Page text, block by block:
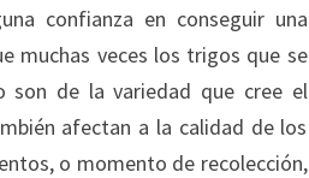
confianza en conseguir una
muchas veces los trigos que se
son de la variedad que cree el
afectan a la calidad de los
o momento de recolección,